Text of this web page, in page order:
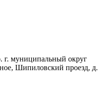
г. муниципальный округ
Шипиловский проезд, д.